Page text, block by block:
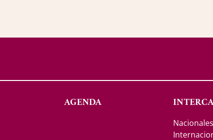
AGENDA